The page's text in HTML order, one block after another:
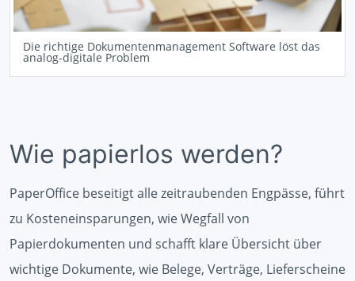
Die richtige Dokumentenmanagement Software löst das
analog-digitale Problem
Wie papierlos werden?
PaperOffice beseitigt alle zeitraubenden Engpässe, führt
zu Kosteneinsparungen, wie Wegfall von
Papierdokumenten und schafft klare Übersicht über
wichtige Dokumente, wie Belege, Verträge, Lieferscheine